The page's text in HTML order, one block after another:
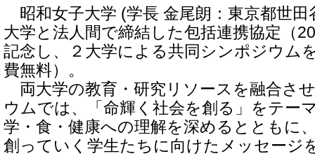
昭和女子大学 (学長 金尾朗：東京都世田
大学と法人間で締結した包括連携協定（
記念し、２大学による共同シンポジウム
費無料）。
両大学の教育・研究リソースを融合さ
ウムでは、「命輝く社会を創る」をテー
学・食・健康への理解を深めるとともに
創っていく学生たちに向けたメッセージ